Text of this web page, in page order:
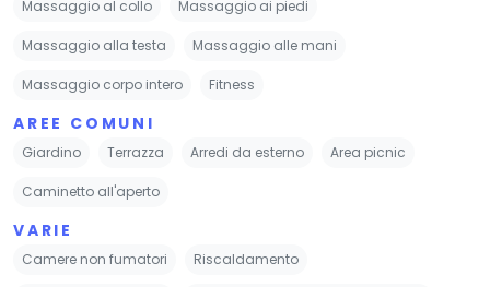
Massaggio al collo Massaggio ai piedi
Massaggio alla testa Massaggio alle mani
Massaggio corpo intero Fitness
AREE COMUNI
Giardino Terrazza Arredi da esterno Area picnic
Caminetto all'aperto
VARIE
Camere non fumatori Riscaldamento